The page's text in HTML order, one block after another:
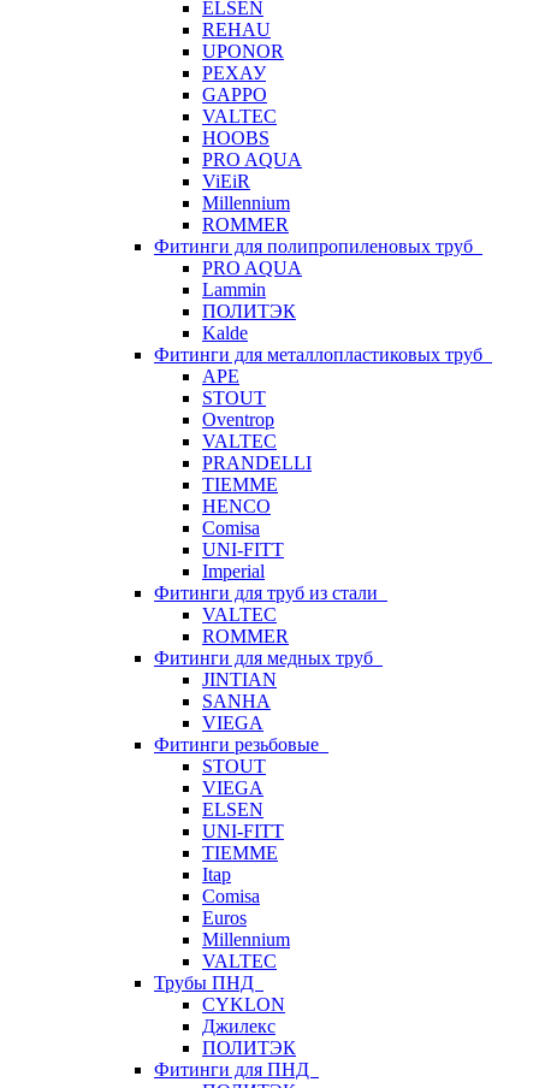
ELSEN
REHAU
UPONOR
РЕХАУ
GAPPO
VALTEC
HOOBS
PRO AQUA
ViEiR
Millennium
ROMMER
Фитинги для полипропиленовых труб
PRO AQUA
Lammin
ПОЛИТЭК
Kalde
Фитинги для металлопластиковых труб
APE
STOUT
Oventrop
VALTEC
PRANDELLI
TIEMME
HENCO
Comisa
UNI-FITT
Imperial
Фитинги для труб из стали
VALTEC
ROMMER
Фитинги для медных труб
JINTIAN
SANHA
VIEGA
Фитинги резьбовые
STOUT
VIEGA
ELSEN
UNI-FITT
TIEMME
Itap
Comisa
Euros
Millennium
VALTEC
Трубы ПНД
CYKLON
Джилекс
ПОЛИТЭК
Фитинги для ПНД